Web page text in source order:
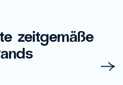
zeitgemäße